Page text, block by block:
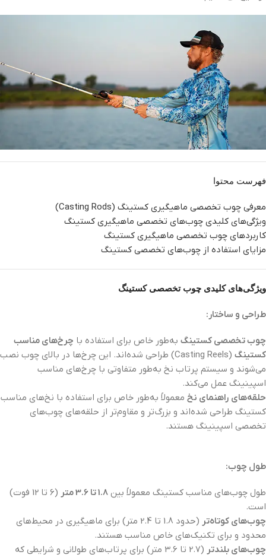
فهرست محتوا
معرفی چوب تخصصی ماهیگیری کستینگ (Casting Rods)
ویژگی‌های کلیدی چوب‌های تخصصی ماهیگیری کستینگ
کاربردهای چوب‌ تخصصی ماهیگیری کستینگ
مزایای استفاده از چوب‌های تخصصی کستینگ
ویژگی‌های کلیدی چوب تخصصی کستینگ
طراحی و ساختار:
چوب تخصصی کستینگ به‌طور خاص برای استفاده با چرخ‌های مناسب
کستینگ
(Casting Reels) طراحی شده‌اند. این چرخ‌ها در بالای چوب نصب
می‌شوند و سیستم پرتاب نخ به‌طور متفاوتی با چرخ‌های مناسب
اسپینینگ عمل می‌کند.
حلقه‌های راهنمای نخ معمولاً به‌طور خاص برای استفاده با نخ‌های مناسب
کستینگ طراحی شده‌اند و بزرگ‌تر و مقاوم‌تر از حلقه‌های چوب‌های
تخصصی اسپینینگ هستند.
طول چوب:
طول چوب‌های مناسب کستینگ معمولاً بین 1.8 تا 3.6 متر
(6 تا 12 فوت)
است.
چوب‌های کوتاه‌تر
(حدود 1.8 تا 2.4 متر) برای ماهیگیری در محیط‌های
محدود و برای تکنیک‌های خاص مناسب هستند.
چوب‌های بلندتر
(2.7 تا 3.6 متر) برای پرتاب‌های طولانی و شرایطی که